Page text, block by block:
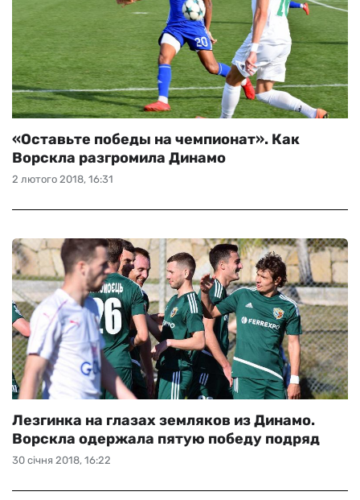
2 лютого 2018, 16:31
«Оставьте победы на чемпионат». Как
Ворскла разгромила Динамо
30 січня 2018, 16:22
Лезгинка на глазах земляков из Динамо.
Ворскла одержала пятую победу подряд